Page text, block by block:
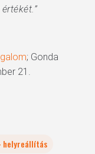
; Gonda
21.
helyreállítás